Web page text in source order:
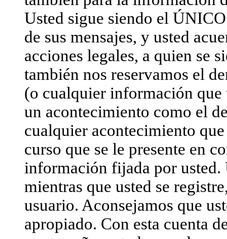
Usted sigue siendo el
de sus mensajes, y usted
acciones legales, a quien se
también nos reservamos el
(o cualquier información que
un acontecimiento como el
cualquier acontecimiento
curso que se le presente en
información fijada por usted.
mientras que usted se
usuario. Aconsejamos que
apropiado. Con esta cuenta